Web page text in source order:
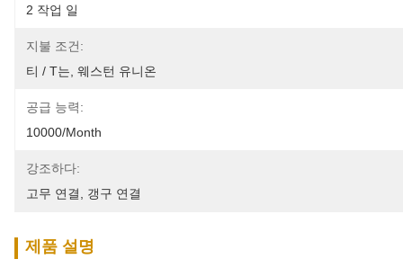
2 작업 일
지불 조건:
티 / T는, 웨스턴 유니온
공급 능력:
10000/month
강조하다:
고무 연결
갱구 연결
제품 설명